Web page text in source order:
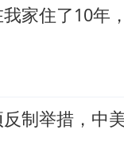
家住了10年
制举措，中